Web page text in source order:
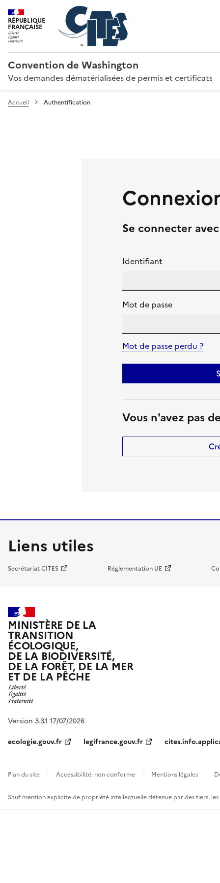
RÉPUBLIQUE
FRANÇAISE
Convention de Washington
Vos demandes dématérialisées de permis et certificats
Accueil Authentification
Se connecter
Identifiant
Mot de passe
Mot de passe perdu ?
Vous n'avez pas
Liens utiles
Secrétariat CITES Réglementation UE
MINISTÈRE DE LA
TRANSITION
ÉCOLOGIQUE,
DE LA BIODIVERSITÉ,
DE LA FORÊT, DE LA MER
ET DE LA PÊCHE
Version 3.3.1 17/07/2026
ecologie.gouv.fr
legifrance.gouv.fr
Plan du site Accessibilité: non conforme Mentions légales
Sauf mention explicite de propriété intellectuelle détenue par des tiers,